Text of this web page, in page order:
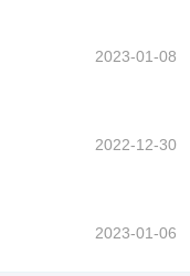
2023-01-08
2022-12-30
2023-01-06